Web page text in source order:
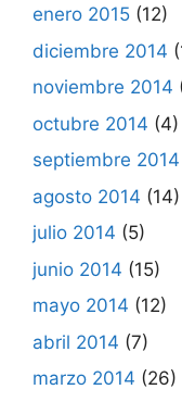
enero 2015 (12)
diciembre 2014
noviembre 2014
octubre 2014 (4)
septiembre 2014
agosto 2014 (14)
julio 2014 (5)
junio 2014 (15)
mayo 2014 (12)
abril 2014 (7)
marzo 2014 (26)